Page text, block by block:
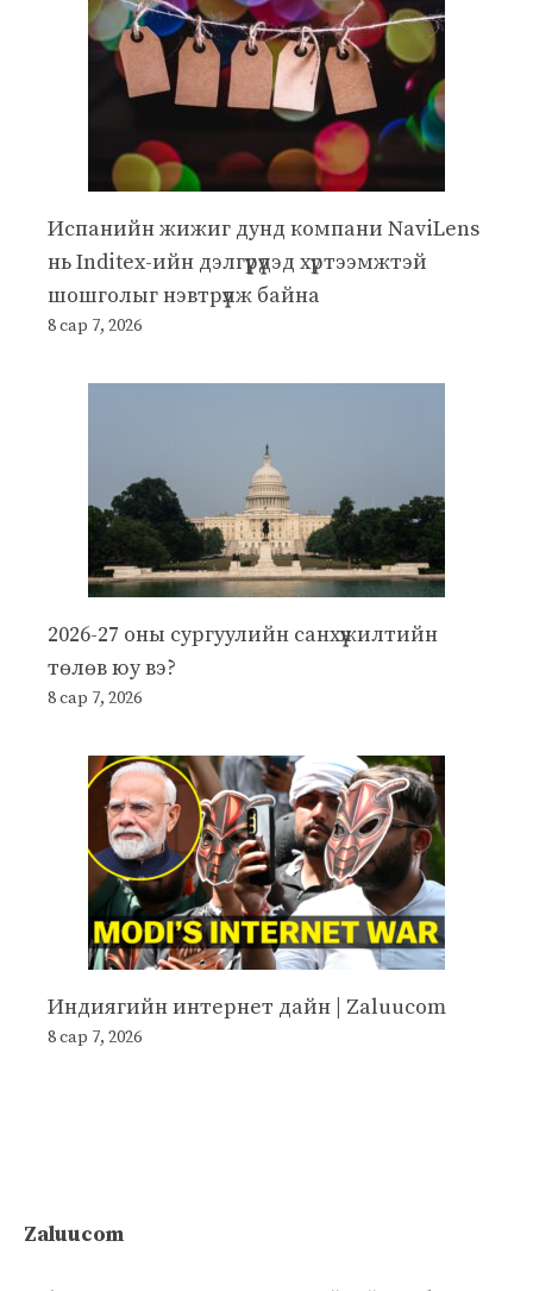
Испанийн жижиг дунд компани NaviLens
нь Inditex-ийн дэлгүүрүүдэд хүртээмжтэй
шошголыг нэвтрүүлж байна
8 сар 7, 2026
2026-27 оны сургуулийн санхүүжилтийн
төлөв юу вэ?
8 сар 7, 2026
Индиягийн интернет дайн | Zaluucom
8 сар 7, 2026
Zaluucom